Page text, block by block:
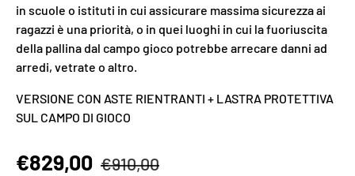
in scuole o istituti in cui assicurare massima sicurezza ai
ragazzi è una priorità, o in quei luoghi in cui la fuoriuscita
della pallina dal campo gioco potrebbe arrecare danni ad
arredi, vetrate o altro.
VERSIONE CON ASTE RIENTRANTI + LASTRA PROTETTIVA
SUL CAMPO DI GIOCO
€829,00 €910,00